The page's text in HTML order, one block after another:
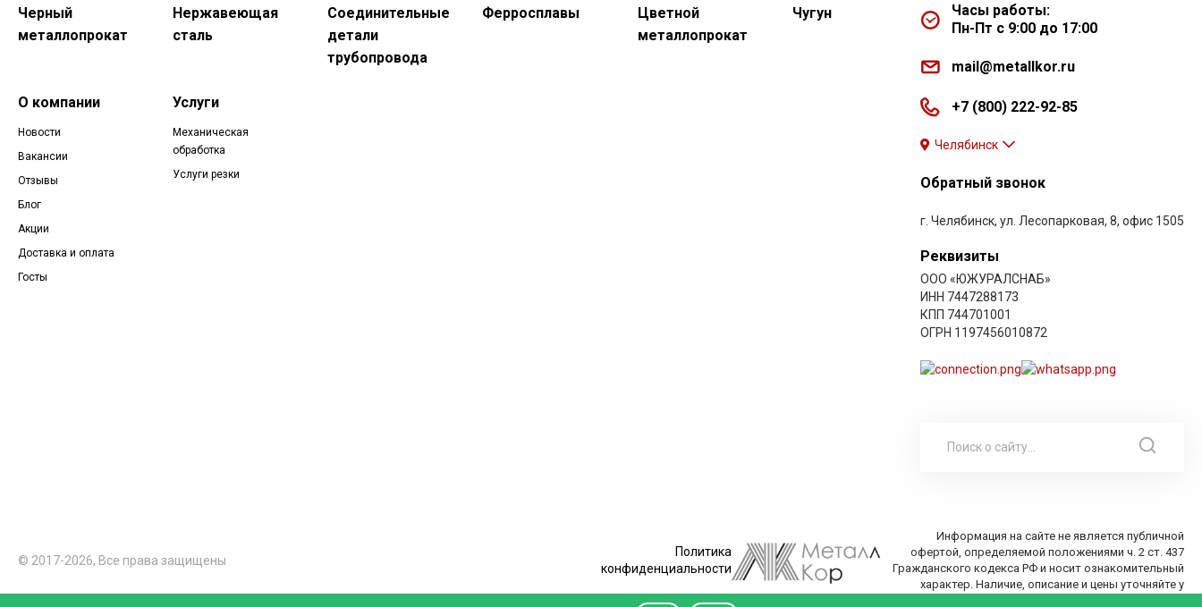
Черный
металлопрокат
Нержавеющая
сталь
Соединительные
детали
трубопровода
Ферросплавы
Цветной
металлопрокат
Чугун
О компании
Новости
Вакансии
Отзывы
Блог
Акции
Доставка и оплата
Госты
Услуги
Механическая
обработка
Услуги резки
Часы работы:
Пн-Пт с 9:00 до 17:00
mail@metallkor.ru
+7 (800) 222-92-85
Челябинск
Обратный звонок
г. Челябинск, ул. Лесопарковая, 8, офис 1505
Реквизиты
ООО «ЮЖУРАЛСНАБ»
ИНН 7447288173
КПП 744701001
ОГРН 1197456010872
© 2017-2026, Все права защищены
Политика
конфиденциальности
Информация на сайте не является публичной
офертой, определяемой положениями ч. 2 ст. 437
Гражданского кодекса РФ и носит ознакомительный
характер. Наличие, описание и цены уточняйте у